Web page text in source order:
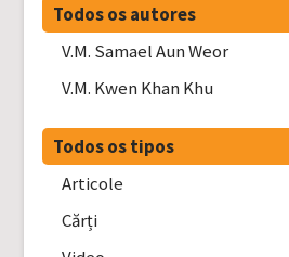
Todos os autores
V.M. Samael Aun Weor
V.M. Kwen Khan Khu
Todos os tipos
Articole
Cărți